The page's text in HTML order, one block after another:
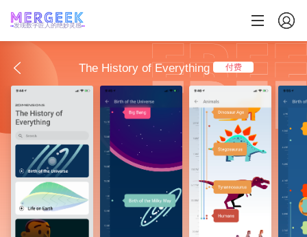
发现数字匠人的绝妙灵感
The History of Everything 付费